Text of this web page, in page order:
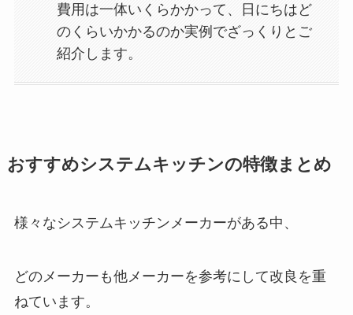
費用は一体いくらかかって、日にちはど
のくらいかかるのか実例でざっくりとご
紹介します。
おすすめシステムキッチンの特徴まとめ
様々なシステムキッチンメーカーがある中、
どのメーカーも他メーカーを参考にして改良を重
ねています。